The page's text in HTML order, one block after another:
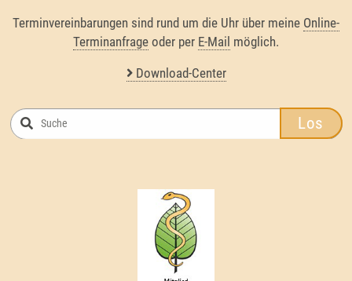
Terminvereinbarungen sind rund um die Uhr über meine Online-
Terminanfrage oder per E-Mail möglich.
Download-Center
Los